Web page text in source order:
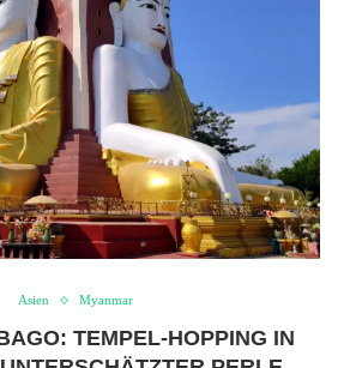
Asien Myanmar
TEMPEL-HOPPING IN